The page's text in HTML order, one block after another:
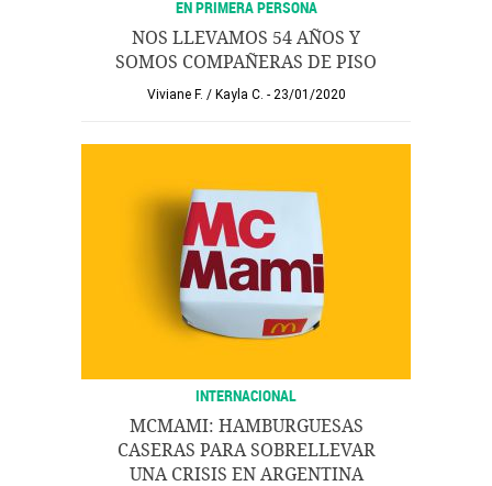
EN PRIMERA PERSONA
NOS LLEVAMOS 54 AÑOS Y
SOMOS COMPAÑERAS DE PISO
Viviane F. / Kayla C. 23/01/2020
INTERNACIONAL
MCMAMI: HAMBURGUESAS
CASERAS PARA SOBRELLEVAR
UNA CRISIS EN ARGENTINA